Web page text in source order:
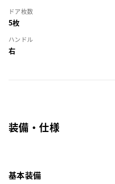
ドア枚数
5枚
ハンドル
右
装備・仕様
基本装備